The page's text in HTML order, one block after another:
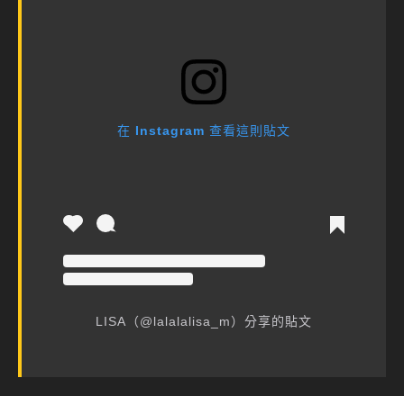
在 Instagram 查看這則貼文
LISA（@lalalalisa_m）分享的貼文